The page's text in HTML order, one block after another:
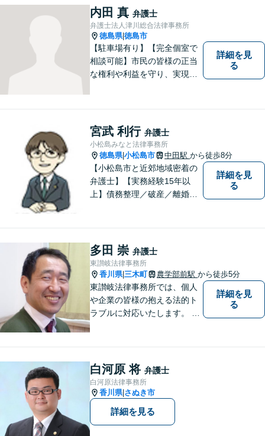
ります。個人・法人問わずあ
らゆる問題に対応可能！
内田 真 弁護士
弁護士法人津川総合法律事務所
徳島県|徳島市
【駐車場有り】【完全個室で
相談可能】市民の皆様の正当
な権利や利益を守り、実現す
寧に対応してまいります。ご
相談者様のお話をじっくり聴
き、最適な解決方法をご提案
いたします。
詳細を見
る
宮武 利行 弁護士
小松島みなと法律事務所
徳島県|小松島市 中田駅 から徒歩8分
【小松島市と近郊地域密着の
弁護士】【実務経験15年以
上】債務整理／破産／離婚／
幅広くご相談を受付中。実務
経験15年以上の弁護士が誠
実、丁寧に対応致します。
【無料相談あり】
詳細を見
る
多田 崇 弁護士
東讃岐法律事務所
香川県| 三木町 農学部前駅 から徒歩5分
東讃岐法律事務所では、個人
や企業の皆様の抱える法的ト
ラブルに対応いたします。 高
詳細を見
る
白河原 将 弁護士
白河原法律事務所
香川県| さぬき市
詳細を見る